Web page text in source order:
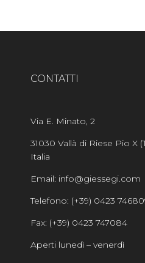
CONTATTI
Via E. Minato, 2
31030 Vallà di Riese Pio X
Italia
Email: info@giessegi.com
Telefono: (+39) 0423
Fax: (+39) 0423 747084
Aperti lunedì – venerdì